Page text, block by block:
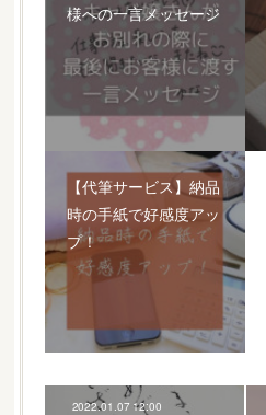
様への一言メッセージ
【代筆サービス】納品
時の手紙で好感度アッ
プ！
2022.01.07 12:00